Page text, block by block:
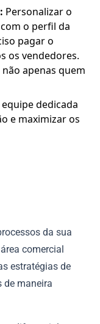
Personalizar o
o perfil da
pagar o
os vendedores.
apenas quem
dedicada
e maximizar os
da sua
comercial
estratégias de
de maneira